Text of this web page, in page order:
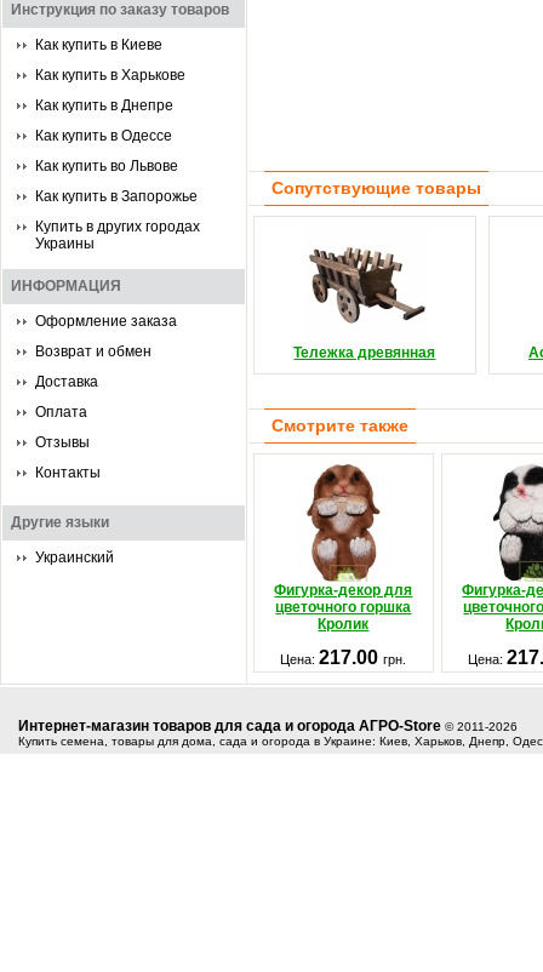
Инструкция по заказу товаров
Как купить в Киеве
Как купить в Харькове
Как купить в Днепре
Как купить в Одессе
Как купить во Львове
Как купить в Запорожье
Купить в других городах
Украины
ИНФОРМАЦИЯ
Оформление заказа
Возврат и обмен
Доставка
Оплата
Отзывы
Контакты
Другие языки
Украинский
Сопутствующие товары
Тележка древянная
Смотрите также
Фигурка-декор для
цветочного горшка
Кролик
Фигурка-
Цена:217.00грн. Цена:
Интернет-магазин товаров для сада и огорода АГРО-Store © 2011-2026
Купить семена, товары для дома, сада и огорода в Украине: Киев, Харьков, Днепр,